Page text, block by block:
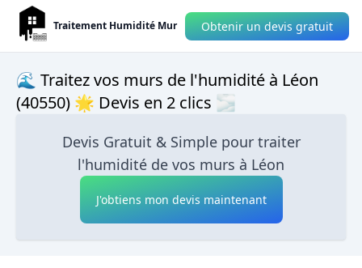
Traitement Humidité Mur Obtenir un devis gratuit
🌊 Traitez vos murs de l'humidité à Léon
(40550) 🌟 Devis en 2 clics 🌫
Devis Gratuit & Simple pour traiter
l'humidité de vos murs à Léon
J'obtiens mon devis maintenant